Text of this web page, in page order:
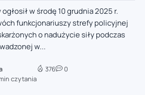
w środę 10 grudnia 2025 r.
funkcjonariuszy strefy policyjnej
o nadużycie siły podczas
w...
czytania
376 0